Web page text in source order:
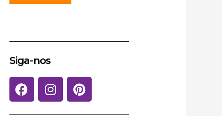
Siga-nos
F
a
I
n
P
i